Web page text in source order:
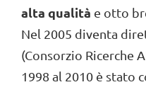
alta qualità e otto
Nel 2005 diventa
(Consorzio Ricerche
1998 al 2010 è stato